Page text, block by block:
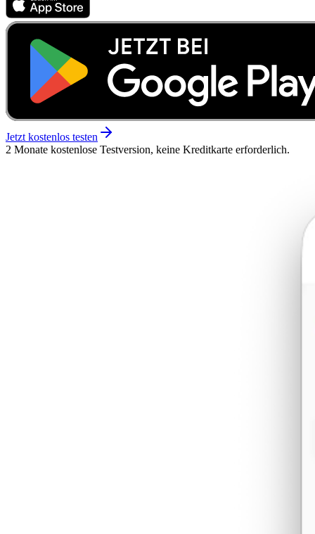
Jetzt kostenlos testen
2 Monate kostenlose Testversion, keine Kreditkarte erforderlich.